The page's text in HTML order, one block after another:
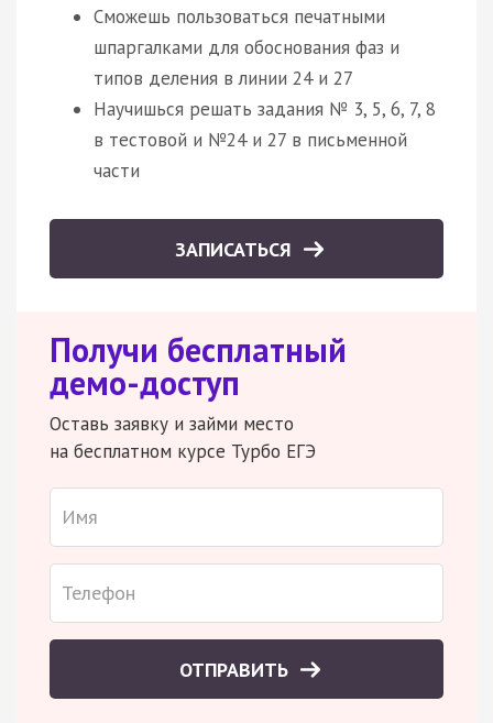
Сможешь пользоваться печатными
шпаргалками для обоснования фаз и
типов деления в линии 24 и 27
Научишься решать задания № 3, 5, 6, 7, 8
в тестовой и №24 и 27 в письменной
части
ЗАПИСАТЬСЯ
Получи бесплатный
демо-доступ
Оставь заявку и займи место
на бесплатном курсе Турбо ЕГЭ
ОТПРАВИТЬ